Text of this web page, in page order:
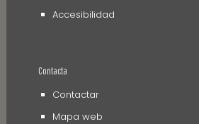
Accesibilidad
Contacta
Contactar
Mapa web